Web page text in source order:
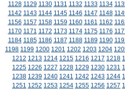
1128 1129 1130 1131 1132 1133 1134
1142 1143 1144 1145 1146 1147 1148
1156 1157 1158 1159 1160 1161 1162
1170 1171 1172 1173 1174 1175 1176
1184 1185 1186 1187 1188 1189 1190
1198 1199 1200 1201 1202 1203 1204
1212 1213 1214 1215 1216 1217 1218
1225 1226 1227 1228 1229 1230 1231
1238 1239 1240 1241 1242 1243 1244
1251 1252 1253 1254 1255 1256 1257